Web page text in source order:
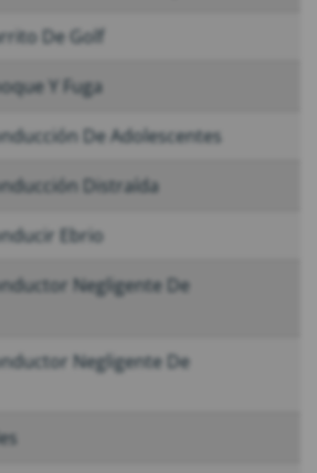
De Golf
Y Fuga
De Adolescentes
Distraída
Ebrio
Negligente De
Negligente De